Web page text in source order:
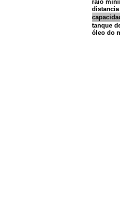
raio
tanque
óleo do